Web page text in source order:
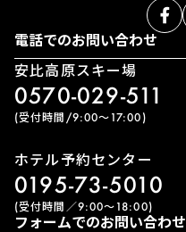
電話でのお問い合わせ
安比高原スキー場
0570-029-511
(受付時間/9:00〜17:00)
ホテル予約センター
0195-73-5010
(受付時間／9:00〜18:00)
フォームでのお問い合わせ